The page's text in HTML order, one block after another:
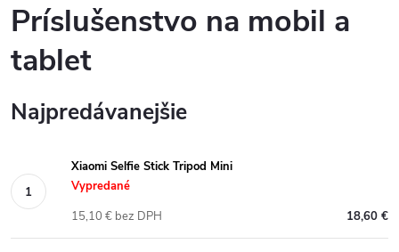
Príslušenstvo na mobil a
tablet
Najpredávanejšie
Xiaomi Selfie Stick Tripod Mini
Vypredané
18,60 €
15,10 € bez DPH